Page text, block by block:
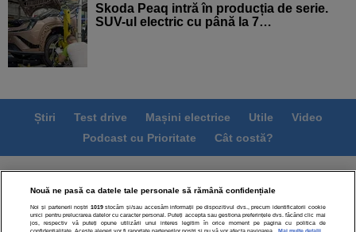
Skoda Peaq intră în producția de serie.
SUV-ul electric cu până la 7…
Știri Test drive Mașini electrice Utile
Video
Podcast cu Prioritate
Cât costă?
Termeni si conditii
Politica de confidentialitate
Politica de cookies
Echipa editorială
Contact
Modifică Setările
Nouă ne pasă ca datele tale personale să rămână confidențiale
Noi și partenerii noștri 1019stocăm și/sau accesăm informații pe dispozitivul dvs., precum identificatorii cookie
unici pentru prelucrarea datelor cu caracter personal. Puteți accepta sau gestiona preferințele dvs. făcând clic mai
jos, respectiv vă puteți opune utilizării unui interes legitim în orice moment pe pagina cu politica de
confidențialitate. Aceste alegeri vor fi raportate partenerilor noștri și nu vă vor afecta navigarea.
Mai multe detalii